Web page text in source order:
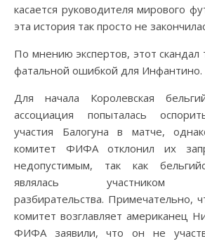
касается руководителя мирового
эта история так просто не
По мнению экспертов, этот скандал
фатальной ошибкой для Инфантино.
Для начала Королевская
ассоциация попыталась
участия Балогуна в матче,
комитет ФИФА отклонил их
недопустимым, так как
являлась участником
разбирательства. Примечательно,
комитет возглавляет американец
ФИФА заявили, что он не